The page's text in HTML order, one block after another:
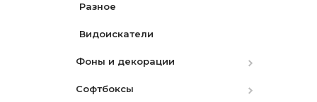
Разное
Видоискатели
Фоны и декорации
Бумажные
Софтбоксы